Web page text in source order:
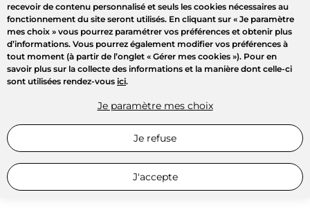
recevoir de contenu personnalisé et seuls les cookies nécessaires au
fonctionnement du site seront utilisés. En cliquant sur « Je paramètre
mes choix » vous pourrez paramétrer vos préférences et obtenir plus
d’informations. Vous pourrez également modifier vos préférences à
tout moment (à partir de l’onglet « Gérer mes cookies »). Pour en
savoir plus sur la collecte des informations et la manière dont celle-ci
sont utilisées rendez-vous ici.
Je paramètre mes choix
Je refuse
J'accepte